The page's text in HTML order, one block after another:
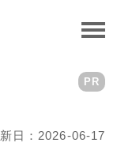
日：2026-06-17
PR